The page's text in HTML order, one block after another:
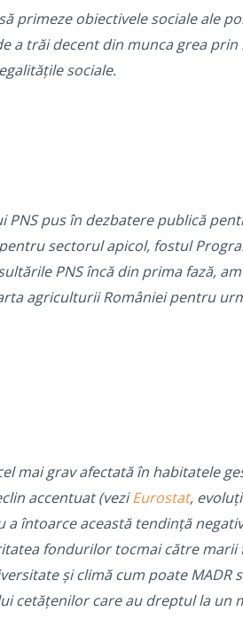
primeze obiectivele sociale ale
trăi decent din munca grea
sociale.
pus în dezbatere publică
sectorul apicol, fostul
PNS încă din prima fază,
agriculturii României pentru
mai grav afectată în habitatele
accentuat (veziEurostat,
întoarce această tendință
fondurilor tocmai către
și climă cum poate
cetățenilor care au dreptul la un